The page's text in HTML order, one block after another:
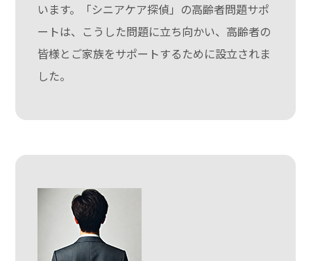
います。「シニアケア探偵」の高齢者問題サポ
ートは、こうした問題に立ち向かい、高齢者の
皆様とご家族をサポートするために設立されま
した。